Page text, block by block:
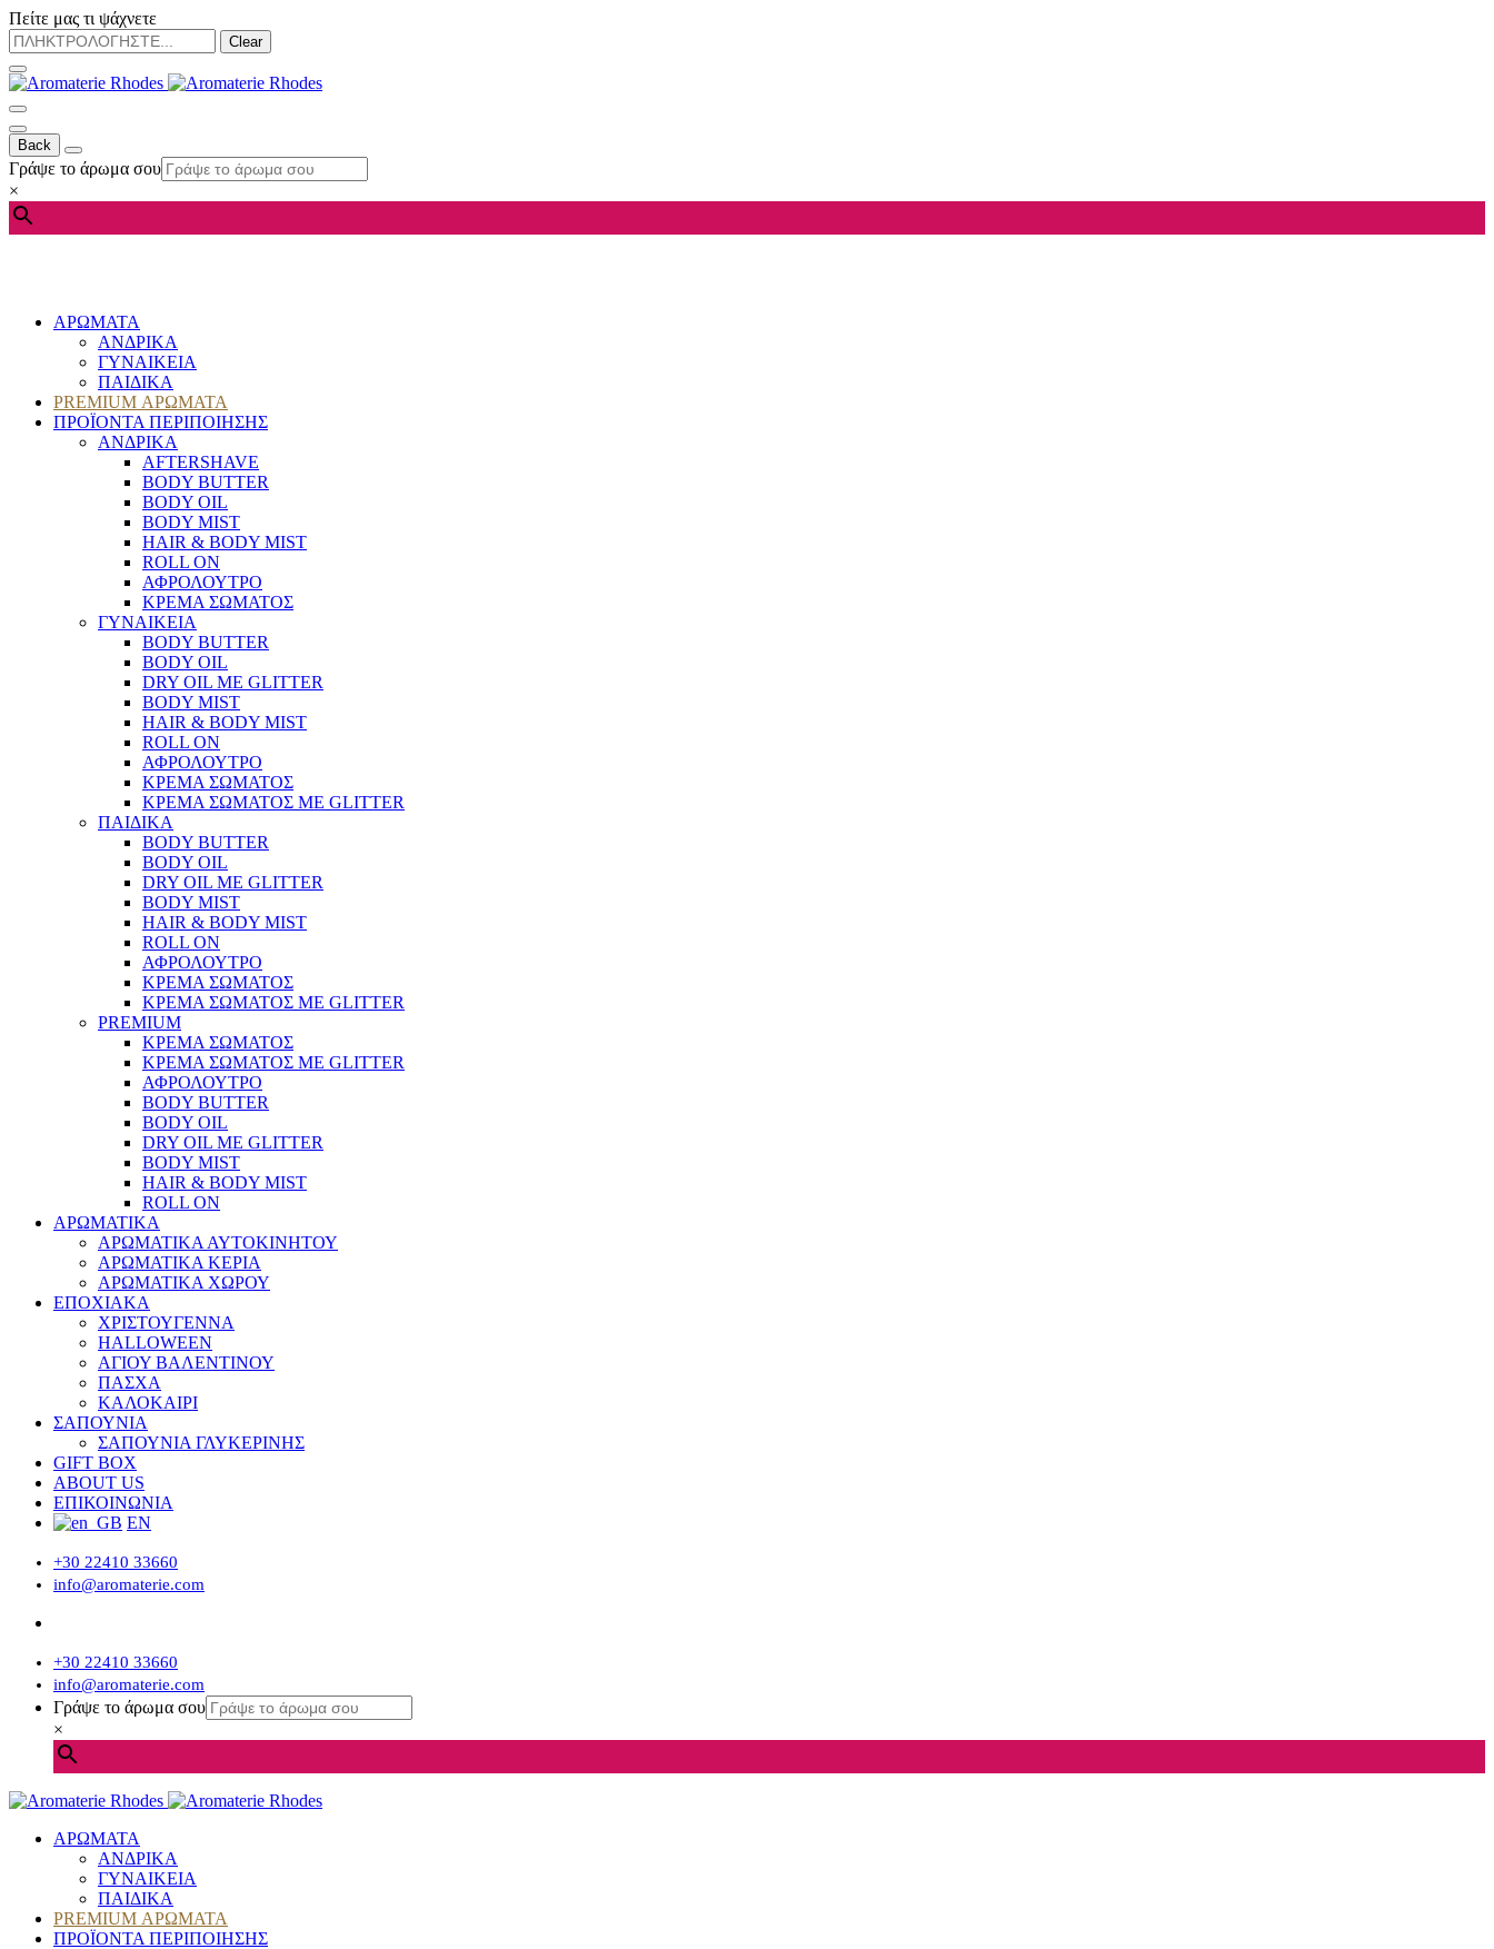
Πείτε μας τι ψάχνετε
Clear
Back
Γράψε το άρωμα σου
×
ΑΡΩΜΑΤΑ
ΑΝΔΡΙΚΑ
ΓΥΝΑΙΚΕΙΑ
ΠΑΙΔΙΚΑ
PREMIUM ΑΡΩΜΑΤΑ
ΠΡΟΪΟΝΤΑ ΠΕΡΙΠΟΙΗΣΗΣ
ΑΝΔΡΙΚΑ
AFTERSHAVE
BODY BUTTER
BODY OIL
BODY MIST
HAIR & BODY MIST
ROLL ON
ΑΦΡΟΛΟΥΤΡΟ
ΚΡΕΜΑ ΣΩΜΑΤΟΣ
ΓΥΝΑΙΚΕΙΑ
BODY BUTTER
BODY OIL
DRY OIL ΜΕ GLITTER
BODY MIST
HAIR & BODY MIST
ROLL ON
ΑΦΡΟΛΟΥΤΡΟ
ΚΡΕΜΑ ΣΩΜΑΤΟΣ
ΚΡΕΜΑ ΣΩΜΑΤΟΣ ΜΕ GLITTER
ΠΑΙΔΙΚΑ
BODY BUTTER
BODY OIL
DRY OIL ΜΕ GLITTER
BODY MIST
HAIR & BODY MIST
ROLL ON
ΑΦΡΟΛΟΥΤΡΟ
ΚΡΕΜΑ ΣΩΜΑΤΟΣ
ΚΡΕΜΑ ΣΩΜΑΤΟΣ ΜΕ GLITTER
PREMIUM
ΚΡΕΜΑ ΣΩΜΑΤΟΣ
ΚΡΕΜΑ ΣΩΜΑΤΟΣ ΜΕ GLITTER
ΑΦΡΟΛΟΥΤΡΟ
BODY BUTTER
BODY OIL
DRY OIL ΜΕ GLITTER
BODY MIST
HAIR & BODY MIST
ROLL ON
ΑΡΩΜΑΤΙΚΑ
ΑΡΩΜΑΤΙΚΑ ΑΥΤΟΚΙΝΗΤΟΥ
ΑΡΩΜΑΤΙΚΑ ΚΕΡΙΑ
ΑΡΩΜΑΤΙΚΑ ΧΩΡΟΥ
ΕΠΟΧΙΑΚΑ
ΧΡΙΣΤΟΥΓΕΝΝΑ
HALLOWEEN
ΑΓΙΟΥ ΒΑΛΕΝΤΙΝΟΥ
ΠΑΣΧΑ
ΚΑΛΟΚΑΙΡΙ
ΣΑΠΟΥΝΙΑ
ΣΑΠΟΥΝΙΑ ΓΛΥΚΕΡΙΝΗΣ
GIFT BOX
ABOUT US
ΕΠΙΚΟΙΝΩΝΙΑ
EN
+30 22410 33660
info@aromaterie.com
+30 22410 33660
info@aromaterie.com
Γράψε το άρωμα σου
×
ΑΡΩΜΑΤΑ
ΑΝΔΡΙΚΑ
ΓΥΝΑΙΚΕΙΑ
ΠΑΙΔΙΚΑ
PREMIUM ΑΡΩΜΑΤΑ
ΠΡΟΪΟΝΤΑ ΠΕΡΙΠΟΙΗΣΗΣ